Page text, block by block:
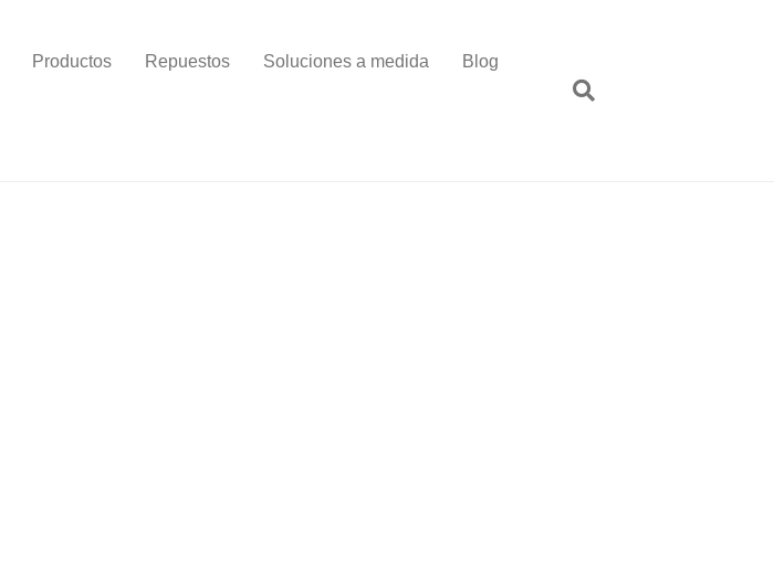
Productos Repuestos Soluciones a medida Blog